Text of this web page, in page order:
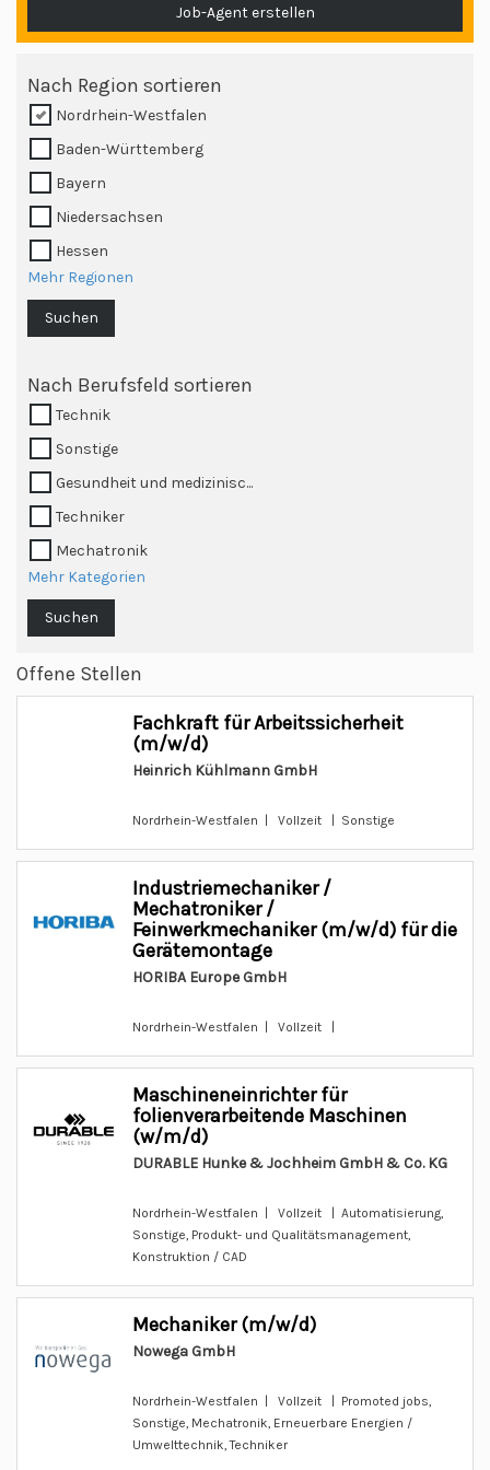
Job-Agent erstellen
Nach Region sortieren
Nordrhein-Westfalen
Baden-Württemberg
Bayern
Niedersachsen
Hessen
Mehr Regionen
Suchen
Nach Berufsfeld sortieren
Technik
Sonstige
Gesundheit und medizinisc...
Techniker
Mechatronik
Mehr Kategorien
Suchen
Offene Stellen
Fachkraft für Arbeitssicherheit
(m/w/d)
Heinrich Kühlmann GmbH
Nordrhein-Westfalen | Vollzeit | Sonstige
Industriemechaniker /
Mechatroniker /
Feinwerkmechaniker (m/w/d) für die
Gerätemontage
HORIBA Europe GmbH
Nordrhein-Westfalen | Vollzeit |
Maschineneinrichter für
folienverarbeitende Maschinen
(w/m/d)
DURABLE Hunke & Jochheim GmbH & Co. KG
Nordrhein-Westfalen | Vollzeit | Automatisierung,
Sonstige, Produkt- und Qualitätsmanagement,
Konstruktion / CAD
Mechaniker (m/w/d)
Nowega GmbH
Nordrhein-Westfalen | Vollzeit | Promoted jobs,
Sonstige, Mechatronik, Erneuerbare Energien /
Umwelttechnik, Techniker